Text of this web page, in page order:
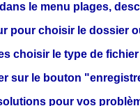
le menu plages,
pour choisir le dossier
choisir le type de fichier
sur le bouton
pour vos